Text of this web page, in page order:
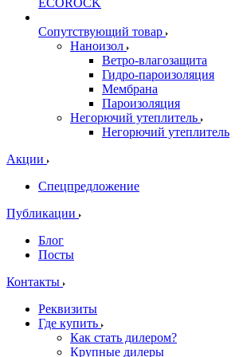
ECOROCK
Сопутствующий товар
Наноизол
Ветро-влагозащита
Гидро-пароизоляция
Мембрана
Пароизоляция
Негорючий утеплитель
Негорючий утеплитель
Акции
Спецпредложение
Публикации
Блог
Посты
Контакты
Реквизиты
Где купить
Как стать дилером?
Крупные дилеры